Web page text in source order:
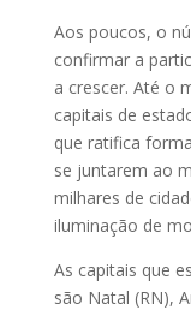
Aos poucos, o
confirmar a
a crescer. Até o
capitais de
que ratifica
se juntarem ao
milhares de
iluminação de
As capitais que
são Natal (RN),